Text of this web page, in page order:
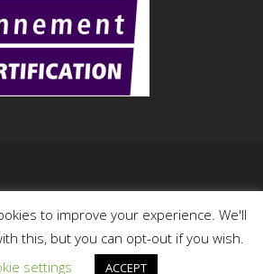
Aurock- 2015
to improve your experience. We'll
this, but you can opt-out if you wish.
settings
ACCEPT